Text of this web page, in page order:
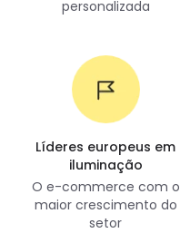
personalizada
Líderes europeus em
iluminação
O e-commerce com o
maior crescimento do
setor